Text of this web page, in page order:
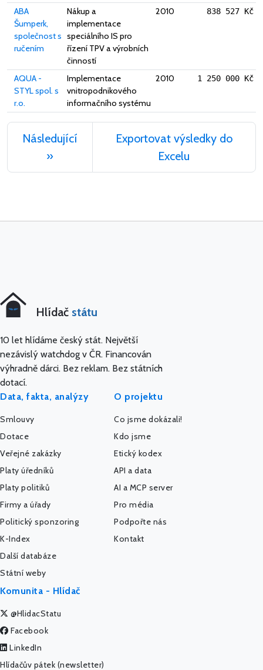
ABA
Šumperk,
společnost s
ručením
Nákup a
implementace
speciálního IS pro
řízení TPV a výrobních
činností
2010 838 527 Kč
AQUA -
STYL spol. s
r.o.
Implementace
vnitropodnikového
informačního systému
2010 1 250 000 Kč
Následující
»
Exportovat výsledky do
Excelu
Hlídač státu
10 let hlídáme český stát. Největší
nezávislý watchdog v ČR. Financován
výhradně dárci. Bez reklam. Bez státních
dotací.
Data, fakta, analýzy
Smlouvy
Dotace
Veřejné zakázky
Platy úředníků
Platy politiků
Firmy a úřady
Politický sponzoring
K-Index
Další databáze
Státní weby
O projektu
Co jsme dokázali!
Kdo jsme
Etický kodex
API a data
AI a MCP server
Pro média
Podpořte nás
Kontakt
Komunita - Hlídač
@HlidacStatu
Facebook
LinkedIn
Hlídačův pátek (newsletter)